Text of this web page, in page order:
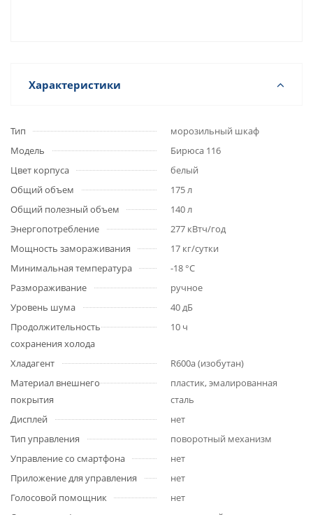
Характеристики
Тип
морозильный шкаф
Модель
Бирюса 116
Цвет корпуса
белый
Общий объем
175 л
Общий полезный объем
140 л
Энергопотребление
277 кВтч/год
Мощность замораживания
17 кг/сутки
Минимальная температура
-18 °C
Размораживание
ручное
Уровень шума
40 дБ
Продолжительность
сохранения холода
10 ч
Хладагент
R600a (изобутан)
Материал внешнего
покрытия
пластик, эмалированная
сталь
Дисплей
нет
Тип управления
поворотный механизм
Управление со смартфона
нет
Приложение для управления
нет
Голосовой помощник
нет